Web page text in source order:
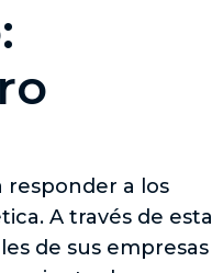
responder a los
A través de esta
de sus empresas